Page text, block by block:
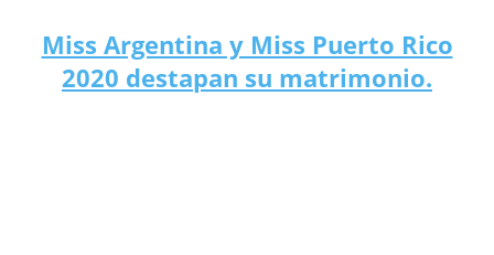
Miss Argentina y Miss Puerto Rico
2020 destapan su matrimonio.